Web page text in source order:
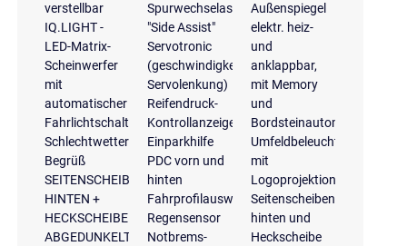
verstellbar
IQ.LIGHT -
LED-Matrix-
Scheinwerfer
mit
automatischer
Fahrlichtschaltung,
Schlechtwetterlicht,
Begrüß
SEITENSCHEIBEN
HINTEN +
HECKSCHEIBE
ABGEDUNKELT
Spurwechselassistent
"Side Assist"
Servotronic
(geschwindigkeitsabhängige
Servolenkung)
Reifendruck-
Kontrollanzeige
Einparkhilfe
PDC vorn und
hinten
Fahrprofilauswahl
Regensensor
Notbrems-
Außenspiegel
elektr. heiz-
und
anklappbar,
mit Memory
und
Bordsteinautomatik
Umfeldbeleuchtung
mit
Logoprojektion
Seitenscheiben
hinten und
Heckscheibe